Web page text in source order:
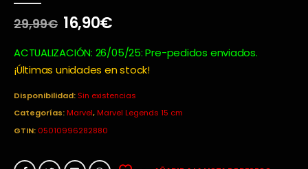
29,99€ El
original
era:
16,90€El
actual
es:
ACTUALIZACIÓN: 26/05/25: Pre-pedidos enviados.
¡Últimas unidades en stock!
Disponibilidad: Sin existencias
Categorías:Marvel,Marvel Legends 15 cm
GTIN: 05010996282880